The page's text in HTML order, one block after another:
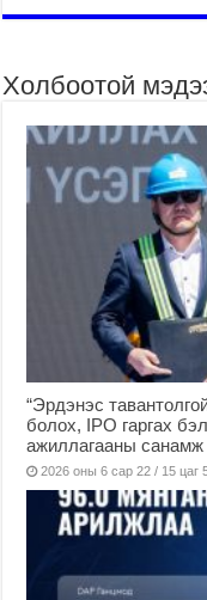
Холбоотой
“Эрдэнэс
болох, IPO гаргах
ажиллагааны санамж
2026 оны 6 сар 22 / 15 цаг